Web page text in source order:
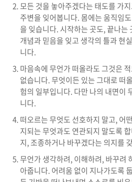
모든 것을 놓아주겠다는 태도를 가
주변을 잊어봅니다. 몸에는 움직임
을 잊습니다. 시작하는 곳도, 끝나는
개념과 믿음을 잊고 생각의 틀과 현
니다.
마음속에 무언가 떠올라도 그것은
없습니다. 무엇이든 있는 그대로 떠
험의 일부입니다. 다만 나의 내면이
니다.
떠오르는 무엇도 선호하지 말고, 어
지되는 무엇과도 연관되지 말도록
지, 조종하거나 바꾸겠다는 의지를
무언가 생각하려, 이해하려, 바꾸려
아줍니다. 어려움 없이 지나가도록